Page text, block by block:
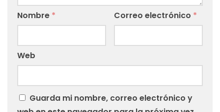
Nombre * Correo electrónico *
Web
Guarda mi nombre, correo electrónico y